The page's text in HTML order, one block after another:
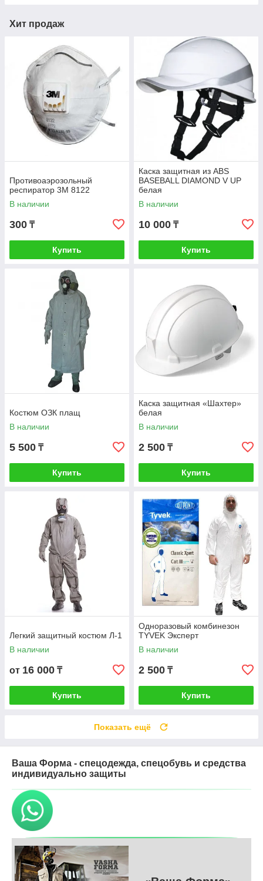
Хит продаж
Противоаэрозольный
респиратор 3M 8122
В наличии
300 ₸
Купить
Каска защитная из ABS
BASEBALL DIAMOND V UP
белая
В наличии
10 000 ₸
Купить
Костюм ОЗК плащ
В наличии
5 500 ₸
Купить
Каска защитная «Шахтер»
белая
В наличии
2 500 ₸
Купить
Легкий защитный костюм Л-1
В наличии
от 16 000 ₸
Купить
Одноразовый комбинезон
TYVEK Эксперт
В наличии
2 500 ₸
Купить
Показать ещё
Ваша Форма - спецодежда, спецобувь и средства
индивидуально защиты